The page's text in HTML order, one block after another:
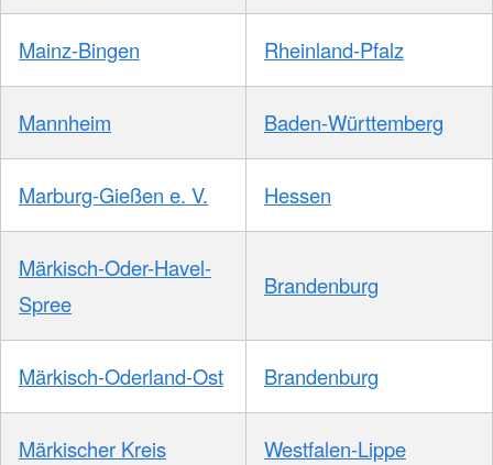
Mainz-Bingen Rheinland-Pfalz
Mannheim Baden-Württemberg
Marburg-Gießen e. V. Hessen
Märkisch-Oder-Havel-
Spree
Brandenburg
Märkisch-Oderland-Ost Brandenburg
Märkischer Kreis Westfalen-Lippe